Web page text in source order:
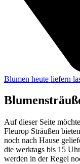
Blumen heute liefern
Auf dieser Seite
Fleurop Sträußen
noch nach Hause
die werktags bis 15
werden in der Regel